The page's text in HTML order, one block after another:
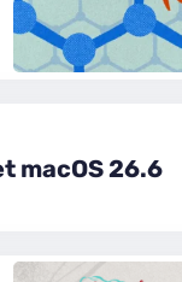
macOS 26.6